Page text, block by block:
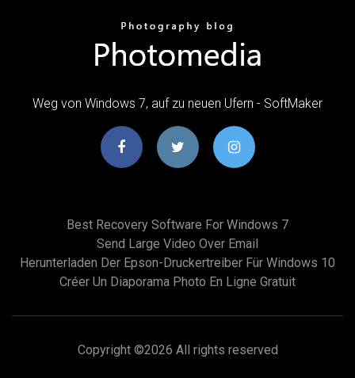
Weg von Windows 7, auf zu neuen Ufern - SoftMaker
Best Recovery Software For Windows 7
Send Large Video Over Email
Herunterladen Der Epson-Druckertreiber Für Windows 10
Créer Un Diaporama Photo En Ligne Gratuit
Copyright ©2026 All rights reserved